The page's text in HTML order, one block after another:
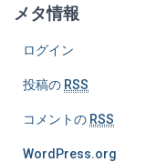
メタ情報
ログイン
投稿の RSS
コメントの RSS
WordPress.org